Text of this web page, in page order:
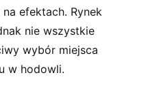
efektach. Rynek
nie wszystkie
wybór miejsca
w hodowli.